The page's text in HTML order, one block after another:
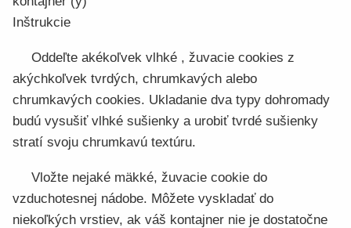
Inštrukcie
Oddeľte akékoľvek vlhké , žuvacie cookies z
akýchkoľvek tvrdých, chrumkavých alebo
chrumkavých cookies. Ukladanie dva typy dohromady
budú vysušiť vlhké sušienky a urobiť tvrdé sušienky
stratí svoju chrumkavú textúru.
Vložte nejaké mäkké, žuvacie cookie do
vzduchotesnej nádobe. Môžete vyskladať do
niekoľkých vrstiev, ak váš kontajner nie je dostatočne